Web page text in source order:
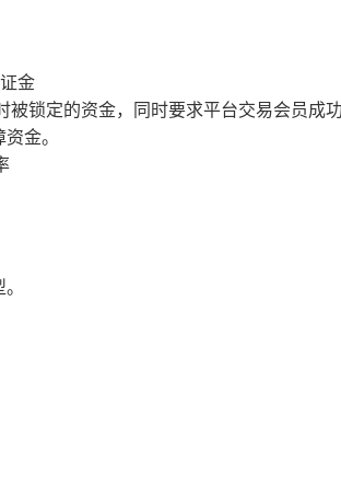
金
锁定的资金，同时要求平台交易会员成
金。